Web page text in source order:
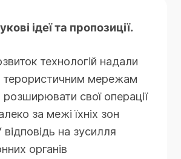
ідеї та пропозиції.
технологій надали
терористичним мережам
свої операції
за межі їхніх зон
відповідь на зусилля
органів